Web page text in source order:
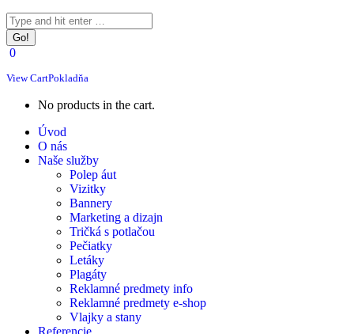
Facebook
page
opens
in
new
Instagram
page
opens
in
new
Search:
0
View CartPokladňa
No products in the cart.
Úvod
O nás
Naše služby
Polep áut
Vizitky
Bannery
Marketing a dizajn
Tričká s potlačou
Pečiatky
Letáky
Plagáty
Reklamné predmety info
Reklamné predmety e-shop
Vlajky a stany
Referencie